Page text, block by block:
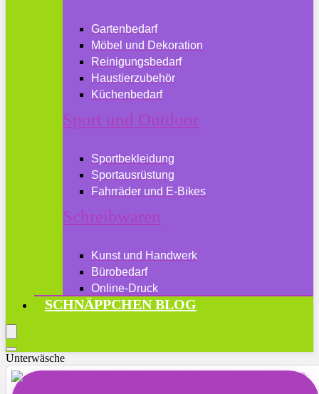
Gartenbedarf
Möbel und Dekoration
Reinigungsbedarf
Haustierzubehör
Küchenbedarf
Sport und Outdoor
Sportbekleidung
Sportausrüstung
Fahrräder und E-Bikes
Schreibwaren
Kunst und Handwerk
Bürobedarf
Online-Druck
SCHNÄPPCHEN BLOG
Unterwäsche
Netto Angebote & Gutscheine – Exklusive Deals &